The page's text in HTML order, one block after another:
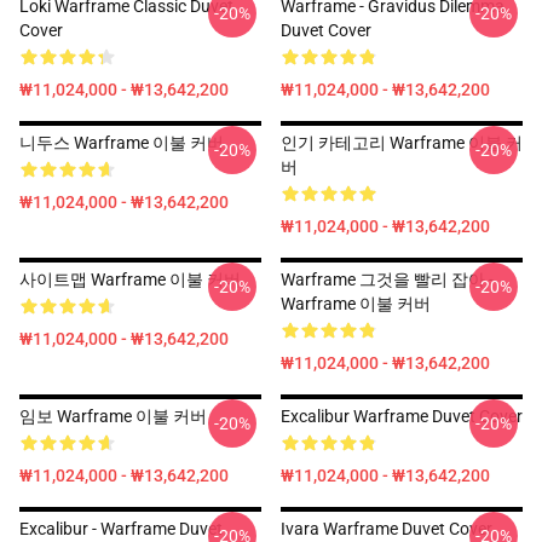
Loki Warframe Classic Duvet
Cover
₩11,024,000 - ₩13,642,200
-20%
Warframe - Gravidus Dilemma
Duvet Cover
₩11,024,000 - ₩13,642,200
-20%
니두스 Warframe 이불 커버
₩11,024,000 - ₩13,642,200
-20%
인기 카테고리 Warframe 이불 커
버
₩11,024,000 - ₩13,642,200
-20%
사이트맵 Warframe 이불 커버
₩11,024,000 - ₩13,642,200
-20%
Warframe 그것을 빨리 잡아 -
Warframe 이불 커버
₩11,024,000 - ₩13,642,200
-20%
임보 Warframe 이불 커버
₩11,024,000 - ₩13,642,200
-20% Excalibur Warframe Duvet Cover
₩11,024,000 - ₩13,642,200
-20%
Excalibur - Warframe Duvet-20% Ivara Warframe Duvet Cover-20%